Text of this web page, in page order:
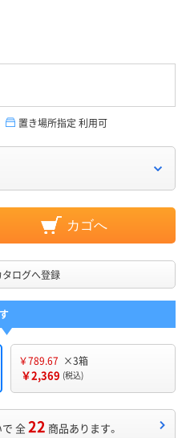
置き場所指定 利用可
カゴへ
タログへ登録
￥789.67 ×3箱
￥2,369 (税込)
で 全22 商品あります。